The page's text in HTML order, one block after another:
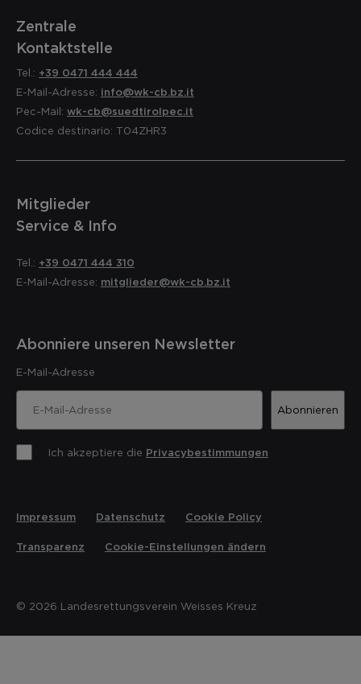
Zentrale
Kontaktstelle
Tel.: +39 0471 444 444
E-Mail-Adresse: info@wk-cb.bz.it
Pec-Mail: wk-cb@suedtirolpec.it
Codice destinario: T04ZHR3
Mitglieder
Service & Info
Tel.: +39 0471 444 310
E-Mail-Adresse: mitglieder@wk-cb.bz.it
Abonniere unseren Newsletter
E-Mail-Adresse
Abonnieren
Ich akzeptiere die Privacybestimmungen
© 2026 Landesrettungsverein Weisses Kreuz
Impressum Datenschutz Cookie Policy
Transparenz Cookie-Einstellungen ändern